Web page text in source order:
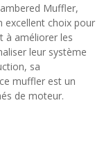
Muffler,
excellent choix pour
à améliorer les
leur système
sa
muffler est un
de moteur.